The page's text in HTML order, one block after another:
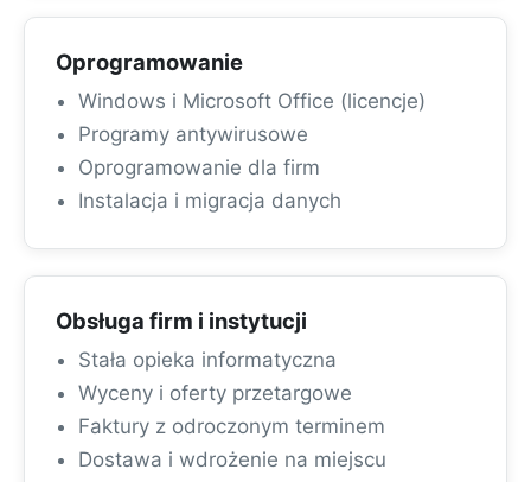
Oprogramowanie
Windows i Microsoft Office (licencje)
Programy antywirusowe
Oprogramowanie dla firm
Instalacja i migracja danych
Obsługa firm i instytucji
Stała opieka informatyczna
Wyceny i oferty przetargowe
Faktury z odroczonym terminem
Dostawa i wdrożenie na miejscu